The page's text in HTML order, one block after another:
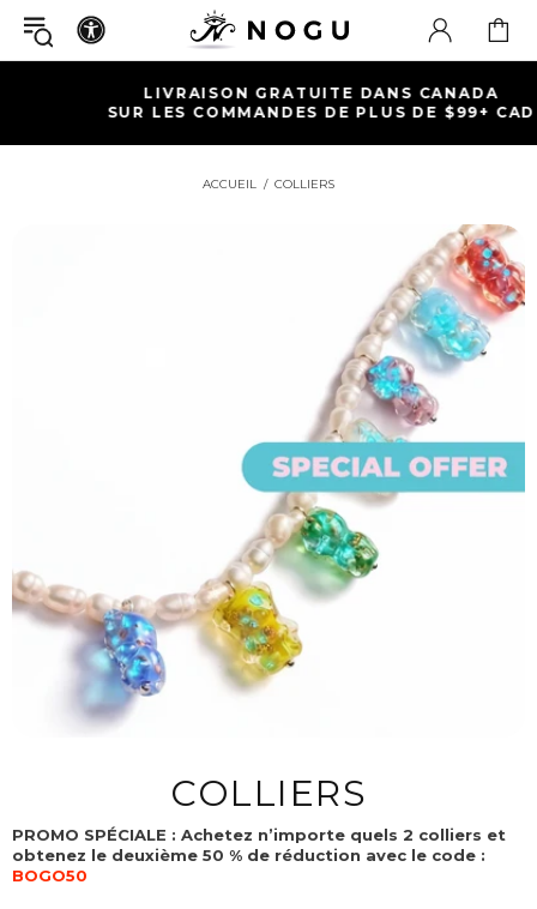
LIVRAISON GRATUITE DANS CANADA
SUR LES COMMANDES DE PLUS DE $99+ CAD
ACCUEIL COLLIERS
COLLIERS
PROMO SPÉCIALE : Achetez n’importe quels 2 colliers et
obtenez le deuxième 50 % de réduction avec le code :
BOGO50